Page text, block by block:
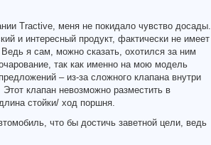
Tractive, меня не покидало чувство досады.
и интересный продукт, фактически не имеет
я сам, можно сказать, охотился за ним
так как именно на мою модель
– из-за сложного клапана внутри
клапан невозможно разместить в
стойки/ ход поршня.
что бы достичь заветной цели, ведь